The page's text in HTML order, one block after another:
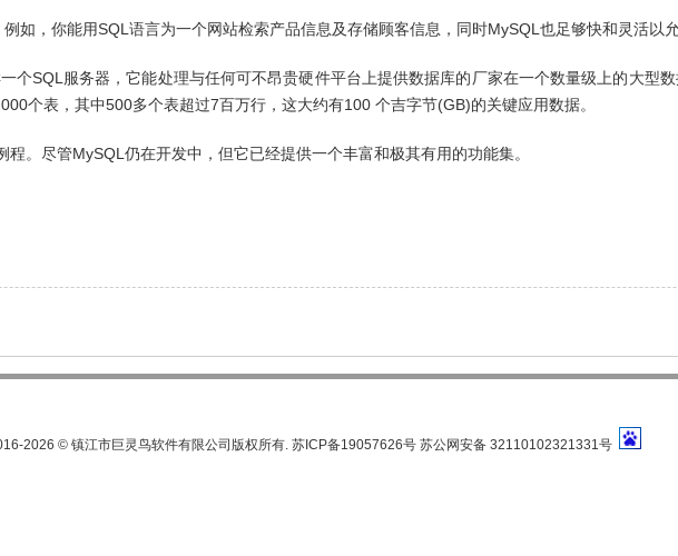
如，你能用SQL语言为一个网站检索产品信息及存储顾客信息，同时MySQL也足够快和灵活以
个SQL服务器，它能处理与任何可不昂贵硬件平台上提供数据库的厂家在一个数量级上的大型
个表，其中500多个表超过7百万行，这大约有100 个吉字节(GB)的关键应用数据。
。尽管MySQL仍在开发中，但它已经提供一个丰富和极其有用的功能集。
2026 © 镇江市巨灵鸟软件有限公司版权所有. 苏ICP备19057626号 苏公网安备 32110102321331号